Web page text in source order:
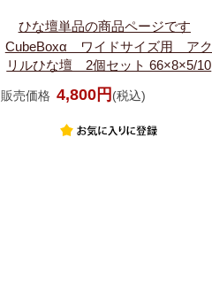
ひな壇単品の商品ページです
CubeBoxα ワイドサイズ用 アク
リルひな壇 2個セット 66×8×5/10
販売価格 4,800円 (税込)